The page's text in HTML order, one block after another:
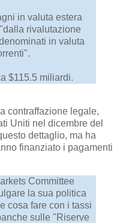
in valuta estera
rivalutazione
in valuta
$115.5 miliardi.
contraffazione legale,
Uniti nel dicembre del
dettaglio, ma ha
finanziato i pagamenti
Committee
la sua politica
cosa fare con i tassi
sulle "Riserve